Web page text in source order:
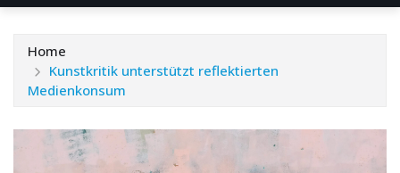
Home
Kunstkritik unterstützt reflektierten
Medienkonsum